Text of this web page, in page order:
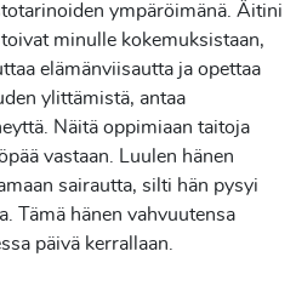
ympäröimänä. Äitini
minulle kokemuksistaan,
elämänviisautta ja opettaa
ylittämistä, antaa
Näitä oppimiaan taitoja
vastaan. Luulen hänen
sairautta, silti hän pysyi
Tämä hänen vahvuutensa
päivä kerrallaan.